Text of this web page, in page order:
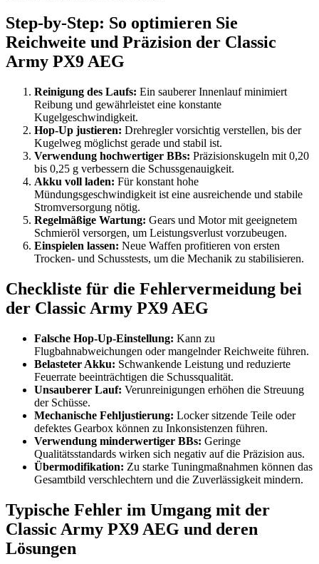
Step-by-Step: So optimieren Sie
Reichweite und Präzision der Classic
Army PX9 AEG
Reinigung des Laufs: Ein sauberer Innenlauf minimiert
Reibung und gewährleistet eine konstante
Kugelgeschwindigkeit.
Hop-Up justieren: Drehregler vorsichtig verstellen, bis der
Kugelweg möglichst gerade und stabil ist.
Verwendung hochwertiger BBs: Präzisionskugeln mit 0,20
bis 0,25 g verbessern die Schussgenauigkeit.
Akku voll laden: Für konstant hohe
Mündungsgeschwindigkeit ist eine ausreichende und stabile
Stromversorgung nötig.
Regelmäßige Wartung: Gears und Motor mit geeignetem
Schmieröl versorgen, um Leistungsverlust vorzubeugen.
Einspielen lassen: Neue Waffen profitieren von ersten
Trocken- und Schusstests, um die Mechanik zu stabilisieren.
Checkliste für die Fehlervermeidung bei
der Classic Army PX9 AEG
Falsche Hop-Up-Einstellung: Kann zu
Flugbahnabweichungen oder mangelnder Reichweite führen.
Belasteter Akku: Schwankende Leistung und reduzierte
Feuerrate beeinträchtigen die Schussqualität.
Unsauberer Lauf: Verunreinigungen erhöhen die Streuung
der Schüsse.
Mechanische Fehljustierung: Locker sitzende Teile oder
defektes Gearbox können zu Inkonsistenzen führen.
Verwendung minderwertiger BBs: Geringe
Qualitätsstandards wirken sich negativ auf die Präzision aus.
Übermodifikation: Zu starke Tuningmaßnahmen können das
Gesamtbild verschlechtern und die Zuverlässigkeit mindern.
Typische Fehler im Umgang mit der
Classic Army PX9 AEG und deren
Lösungen